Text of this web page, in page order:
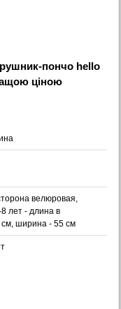
пончо hello
ціною
велюровая,
лет - длина в
ширина - 55 см